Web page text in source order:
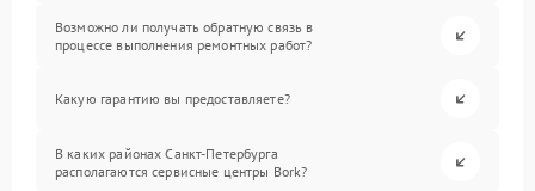
Возможно ли получать обратную связь в
процессе выполнения ремонтных работ?
Какую гарантию вы предоставляете?
В каких районах Санкт-Петербурга
располагаются сервисные центры Bork?